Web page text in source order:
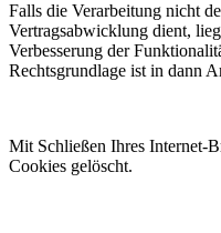
Falls die Verarbeitung nicht
Vertragsabwicklung dient,
Verbesserung der
Rechtsgrundlage ist in dann
Mit Schließen Ihres Internet-
Cookies gelöscht.